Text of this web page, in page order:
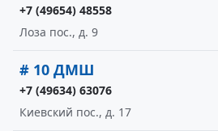
+7 (49654) 48558
Лоза пос., д. 9
# 10 ДМШ
+7 (49634) 63076
Киевский пос., д. 17